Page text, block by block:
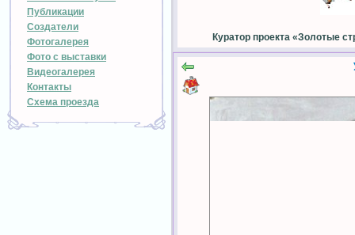
Публикации
Создатели
Фотогалерея
Фото с выставки
Видеогалерея
Контакты
Схема проезда
Куратор проекта «Золотые